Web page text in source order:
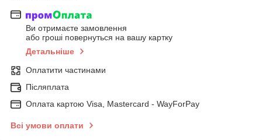
Ви отримаєте замовлення
або гроші повернуться на вашу картку
Детальніше
Оплатити частинами
Післяплата
Оплата картою Visa, Mastercard - WayForPay
Всі умови оплати